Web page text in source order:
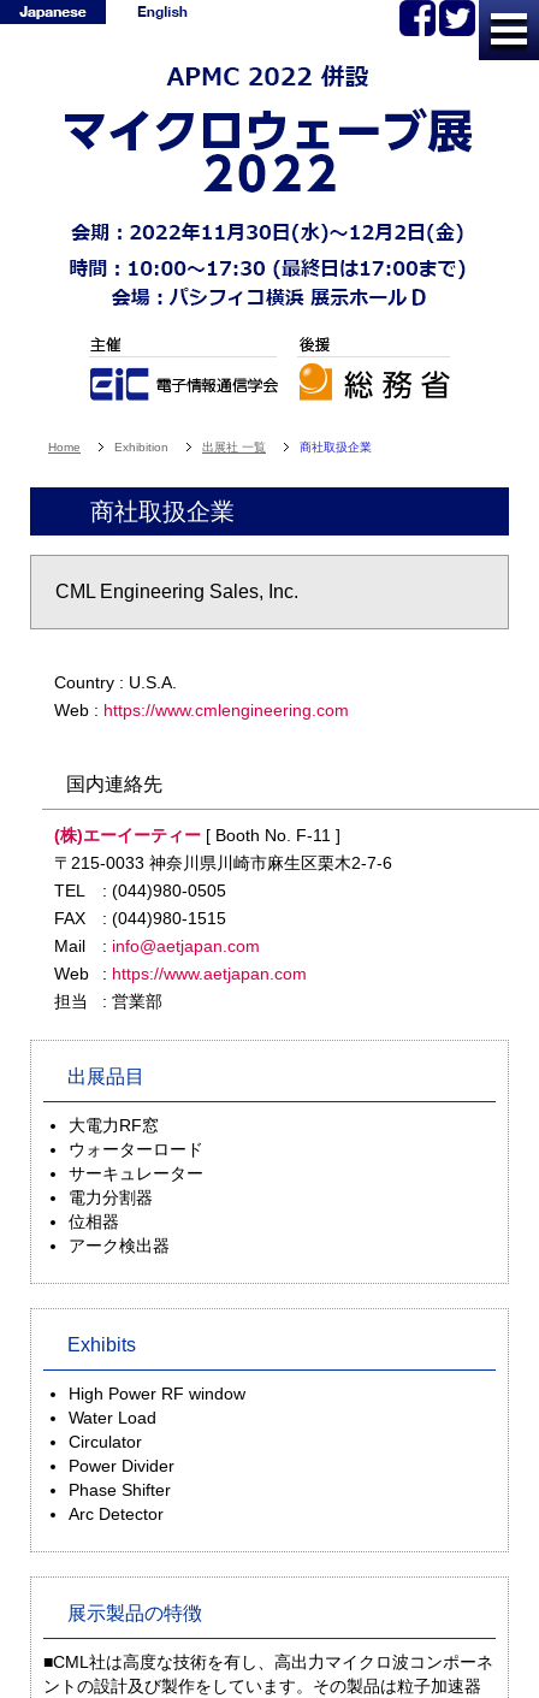
Home Exhibition 出展社 一覧 商社取扱企業
商社取扱企業
CML Engineering Sales, Inc.
Country : U.S.A.
Web : https://www.cmlengineering.com
国内連絡先
(株)エーイーティー [ Booth No. F-11 ]
〒215-0033 神奈川県川崎市麻生区栗木2-7-6
TEL
: (044)980-0505
FAX
: (044)980-1515
Mail
: info@aetjapan.com
Web
: https://www.aetjapan.com
担当
: 営業部
出展品目
大電力RF窓
ウォーターロード
サーキュレーター
電力分割器
位相器
アーク検出器
Exhibits
High Power RF window
Water Load
Circulator
Power Divider
Phase Shifter
Arc Detector
展示製品の特徴
■CML社は高度な技術を有し、高出力マイクロ波コンポーネ
ントの設計及び製作をしています。その製品は粒子加速器